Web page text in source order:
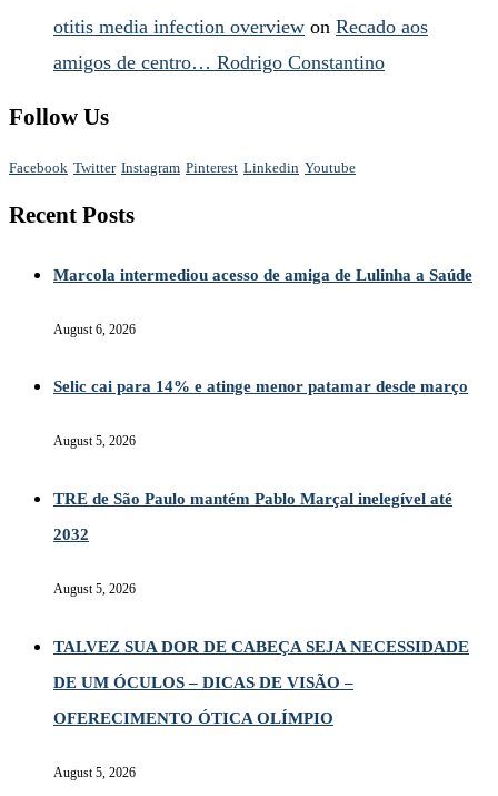
otitis media infection overview on Recado aos
amigos de centro… Rodrigo Constantino
Follow Us
Facebook Twitter Instagram Pinterest Linkedin Youtube
Recent Posts
Marcola intermediou acesso de amiga de Lulinha a Saúde
August 6, 2026
Selic cai para 14% e atinge menor patamar desde março
August 5, 2026
TRE de São Paulo mantém Pablo Marçal inelegível até
2032
August 5, 2026
TALVEZ SUA DOR DE CABEÇA SEJA NECESSIDADE
DE UM ÓCULOS – DICAS DE VISÃO –
OFERECIMENTO ÓTICA OLÍMPIO
August 5, 2026